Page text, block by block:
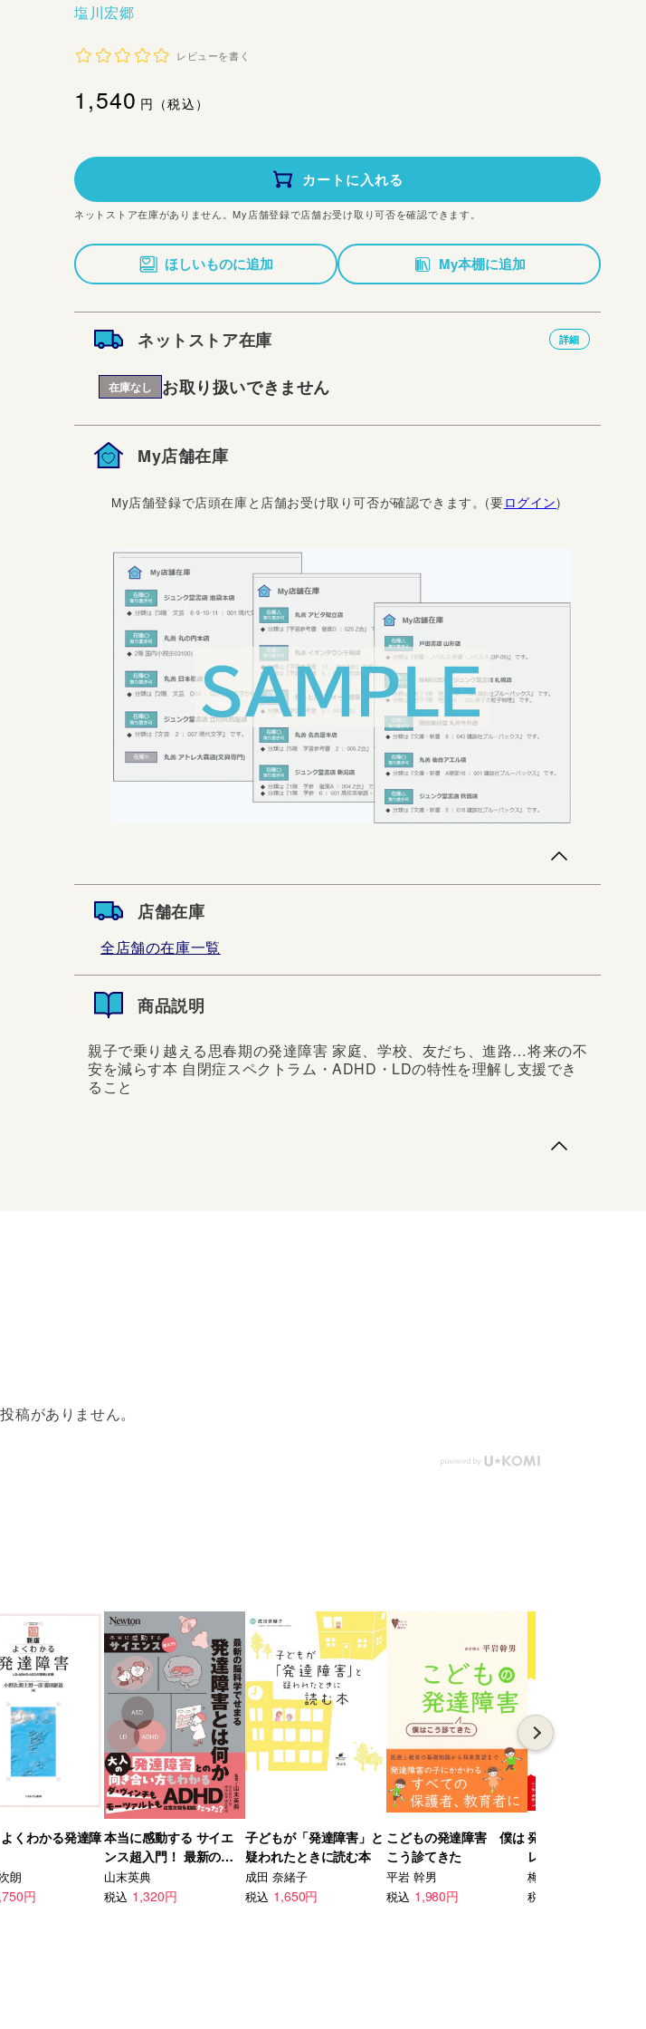
塩川宏郷
レビューを書く
通
価
格
1,540円（税込）
カートに入れる
ネットストア在庫がありません。My店舗登録で店舗お受け取り可否を確認できます。
ほしいものに追加 My本棚に追加
ネットストア在庫 詳細
在庫なし お取り扱いできません
My店舗在庫
My店舗登録で店頭在庫と店舗お受け取り可否が確認できます。(要ログイン)
店舗在庫
全店舗の在庫一覧
商品説明
親子で乗り越える思春期の発達障害 家庭、学校、友だち、進路…将来の不
安を減らす本 自閉症スペクトラム・ADHD・LDの特性を理解し支援でき
ること
稿がありません。
くわかる発達障
朗
円
本当に感動する サイエ
ンス超入門！ 最新の脳
科学でせまる 発達障害
とは何か
山末英典
税込 1,320円
子どもが「発達障害」と
疑われたときに読む本
成田 奈緒子
税込 1,650円
こどもの発達障害 僕は
こう診てきた
平岩 幹男
税込 1,980円
発達障害・境界知能
レーゾーン）の子の
フスキル・アセスメ
ツール
梅永雄二
税込